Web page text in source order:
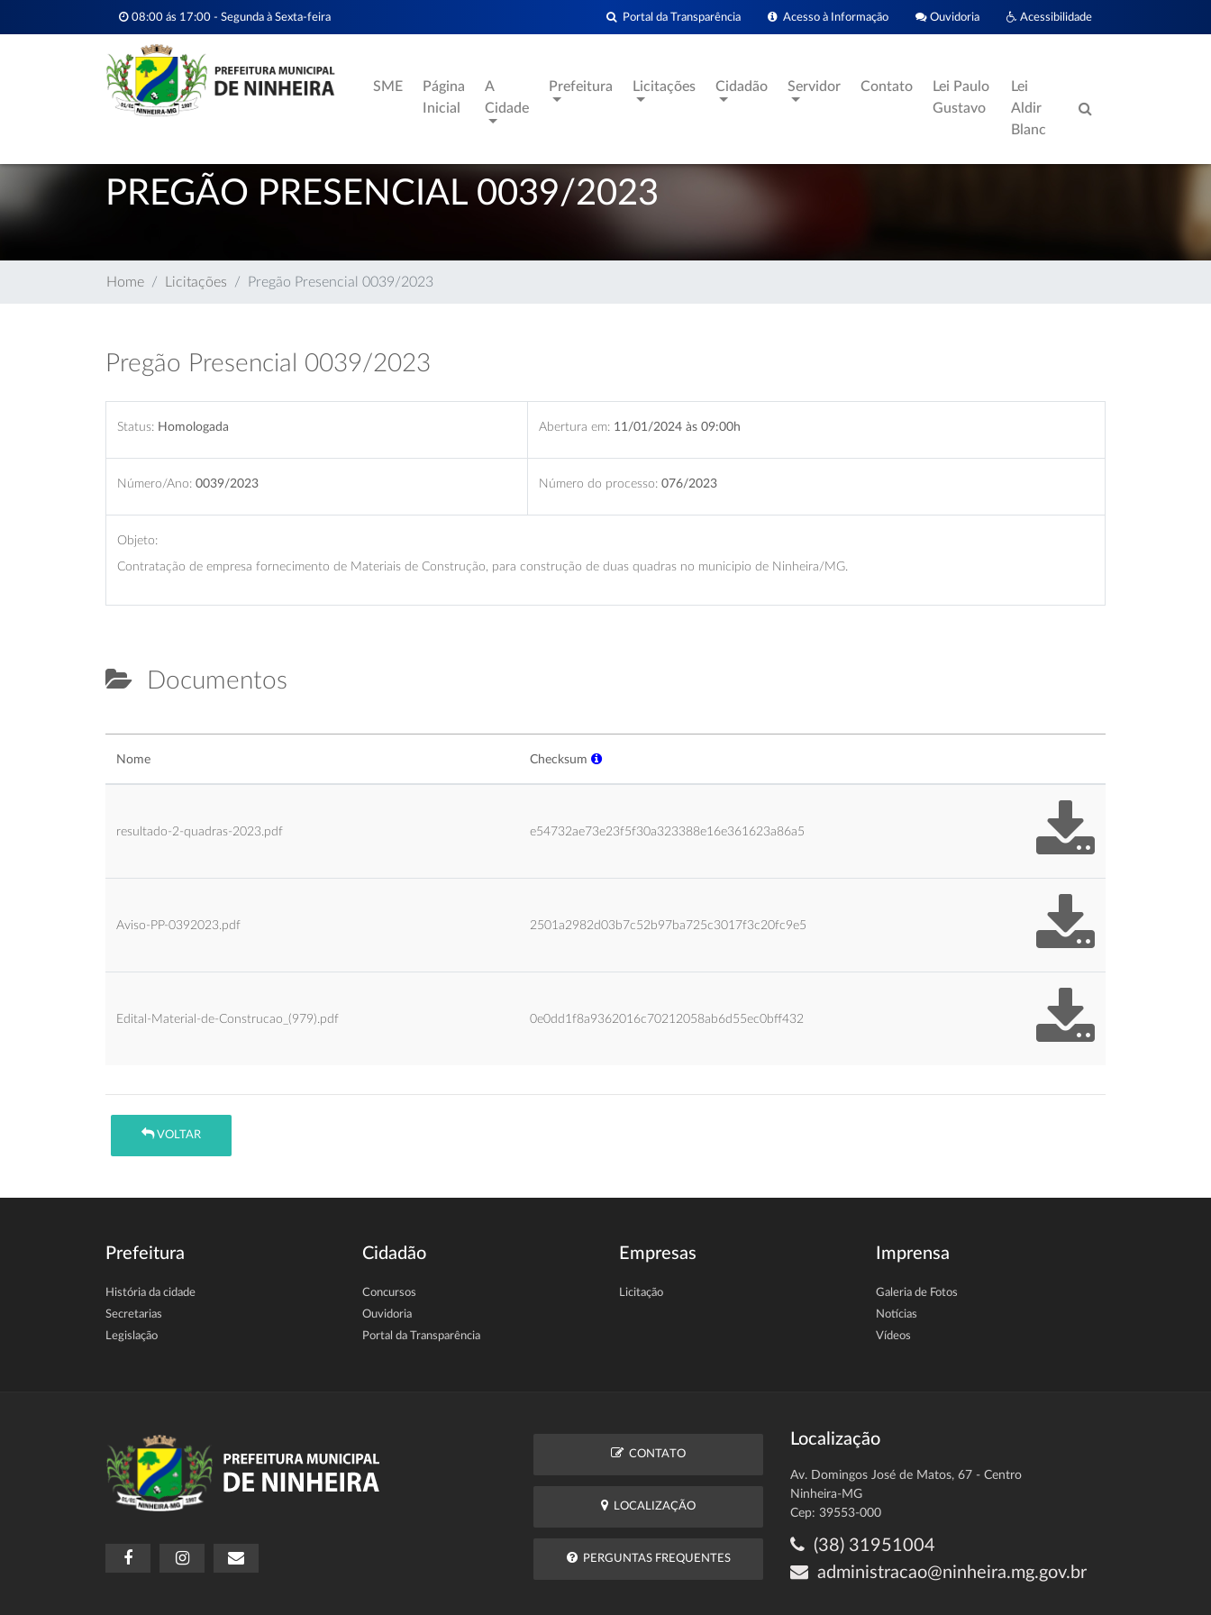
08:00 ás 17:00 - Segunda à Sexta-feira Acessibilidade
Ouvidoria
Acesso à Informação
Portal da Transparência
SME
Página
Inicial
A
Cidade
Prefeitura Licitações Cidadão Servidor Contato
Lei Paulo
Gustavo
Lei
Aldir
Blanc
PREGÃO PRESENCIAL 0039/2023
Home Licitações Pregão Presencial 0039/2023
Pregão Presencial 0039/2023
Status: Homologada Abertura em: 11/01/2024 às 09:00h
Número/Ano: 0039/2023 Número do processo: 076/2023
Objeto:
Contratação de empresa fornecimento de Materiais de Construção, para construção de duas quadras no municipio de Ninheira/MG.
Documentos
Nome Checksum
resultado-2-quadras-2023.pdf e54732ae73e23f5f30a323388e16e361623a86a5
Aviso-PP-0392023.pdf 2501a2982d03b7c52b97ba725c3017f3c20fc9e5
Edital-Material-de-Construcao_(979).pdf 0e0dd1f8a9362016c70212058ab6d55ec0bff432
VOLTAR
Prefeitura
História da cidade
Secretarias
Legislação
Cidadão
Concursos
Ouvidoria
Portal da Transparência
Empresas
Licitação
Imprensa
Galeria de Fotos
Notícias
Vídeos
CONTATO
LOCALIZAÇÃO
PERGUNTAS FREQUENTES
Localização
Av. Domingos José de Matos, 67 - Centro
Ninheira-MG
Cep: 39553-000
(38) 31951004
administracao@ninheira.mg.gov.br